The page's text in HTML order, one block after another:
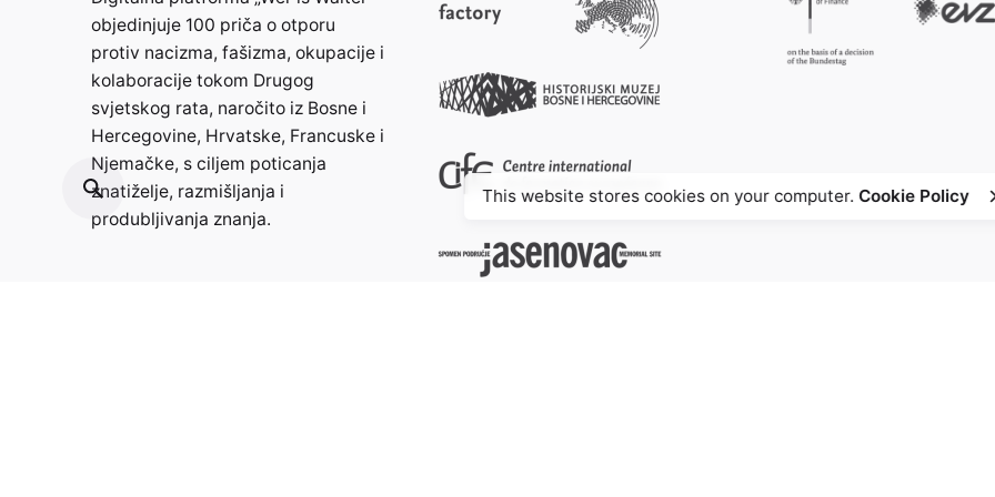
objedinjuje 100 priča o otporu
protiv nacizma, fašizma, okupacije i
kolaboracije tokom Drugog
svjetskog rata, naročito iz Bosne i
Hercegovine, Hrvatske, Francuske i
Njemačke, s ciljem poticanja
znatiželje, razmišljanja i
produbljivanja znanja.
This website stores cookies on your computer.Cookie Policy